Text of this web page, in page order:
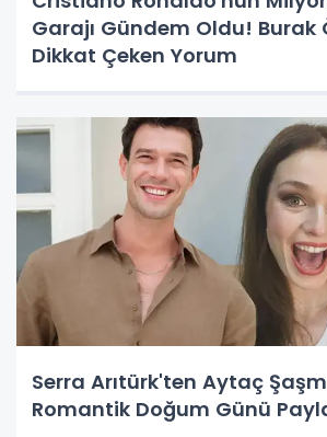
Garajı Gündem Oldu! Burak
Dikkat Çeken Yorum
Serra Arıtürk'ten Aytaç
Romantik Doğum Günü